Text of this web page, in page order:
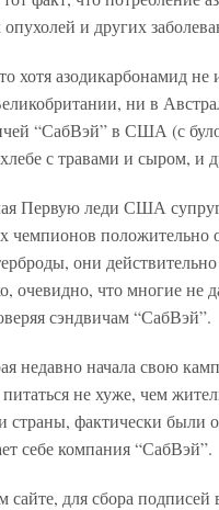
и других
азодикарбонамид не
ни в
“СабВэй” в США (с
с травами и сыром, и
Первую леди США
положительно
они
что многие не
сэндвичам “СабВэй”.
недавно начала свою
не хуже, чем
фактически были
себе компания “СабВэй”.
для сбора подписей